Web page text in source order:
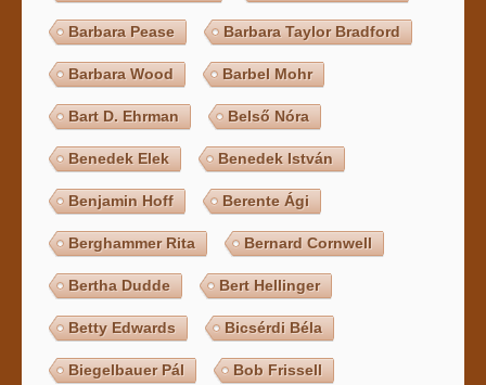
Barbara Pease Barbara Taylor Bradford
Barbara Wood Barbel Mohr
Bart D. Ehrman Belső Nóra
Benedek Elek Benedek István
Benjamin Hoff Berente Ági
Berghammer Rita Bernard Cornwell
Bertha Dudde Bert Hellinger
Betty Edwards Bicsérdi Béla
Biegelbauer Pál Bob Frissell